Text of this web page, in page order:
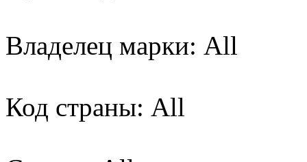
Владелец марки: All
Код страны: All